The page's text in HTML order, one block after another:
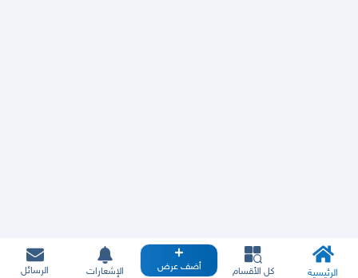
الرئيسية كل الأقسام أضف عرض الإشعارات الرسائل